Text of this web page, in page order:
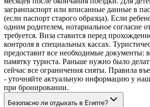
загранпаспорт или вписанные данные в
(если паспорт старого образца). Если
одним родителем, нотариальное согласие
требуется. Виза ставится перед
контроля в специальных кассах.
предоставит все необходимые документы:
памятку туриста. Раньше нужно было
сейчас все ограничения сняты. Правила
- уточняйте актуальную информацию у
при бронировании.
Безопасно ли отдыхать в Египте?